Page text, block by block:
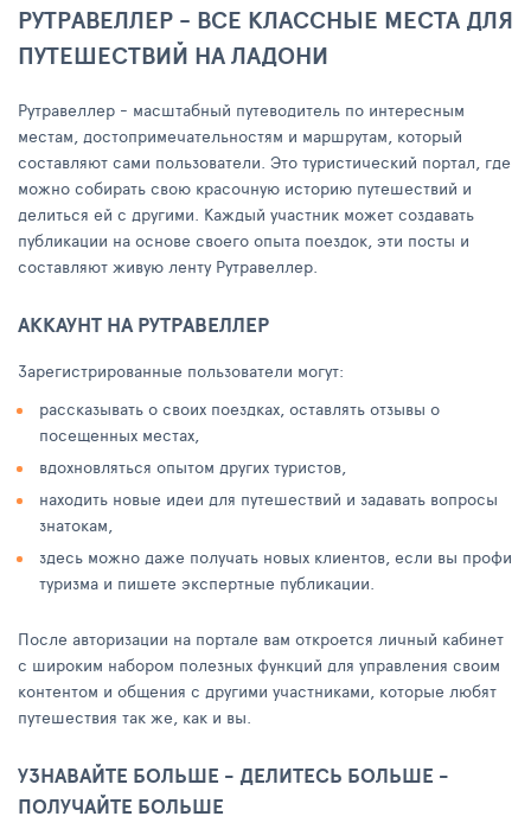
РУТРАВЕЛЛЕР - ВСЕ КЛАССНЫЕ МЕСТА ДЛЯ
ПУТЕШЕСТВИЙ НА ЛАДОНИ
Рутравеллер - масштабный путеводитель по интересным
местам, достопримечательностям и маршрутам, который
составляют сами пользователи. Это туристический портал, где
можно собирать свою красочную историю путешествий и
делиться ей с другими. Каждый участник может создавать
публикации на основе своего опыта поездок, эти посты и
составляют живую ленту Рутравеллер.
АККАУНТ НА РУТРАВЕЛЛЕР
Зарегистрированные пользователи могут:
рассказывать о своих поездках, оставлять отзывы о
посещенных местах,
вдохновляться опытом других туристов,
находить новые идеи для путешествий и задавать вопросы
знатокам,
здесь можно даже получать новых клиентов, если вы профи
туризма и пишете экспертные публикации.
После авторизации на портале вам откроется личный кабинет
с широким набором полезных функций для управления своим
контентом и общения с другими участниками, которые любят
путешествия так же, как и вы.
УЗНАВАЙТЕ БОЛЬШЕ - ДЕЛИТЕСЬ БОЛЬШЕ -
ПОЛУЧАЙТЕ БОЛЬШЕ